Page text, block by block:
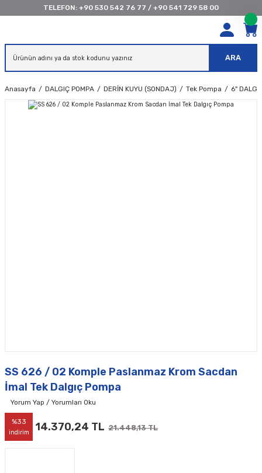
TELEFON: +90 530 542 76 77 / +90 541 729 58 00
ARA
Anasayfa DALGIÇ POMPA DERİN KUYU (SONDAJ) Tek Pompa 6"
SS 626 / 02 Komple Paslanmaz Krom Sacdan
İmal Tek Dalgıç Pompa
Yorum Yap / Yorumları Oku
%33
indirim 14.370,24 TL 21.448,13 TL